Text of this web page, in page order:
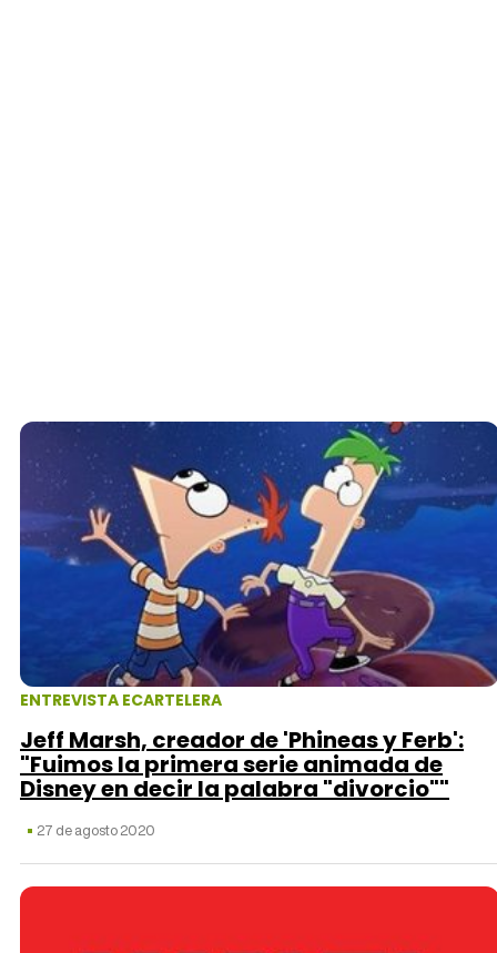
ENTREVISTA ECARTELERA
Jeff Marsh, creador de 'Phineas y Ferb':
"Fuimos la primera serie animada de
Disney en decir la palabra "divorcio""
27 de agosto 2020